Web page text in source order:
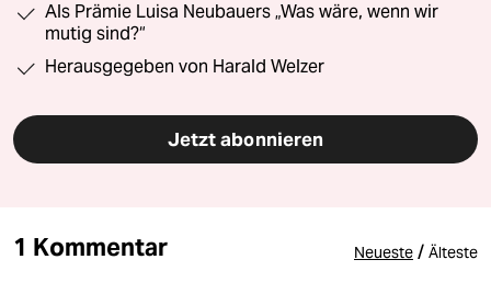
Als Prämie Luisa Neubauers „Was wäre, wenn wir
mutig sind?“
Herausgegeben von Harald Welzer
Jetzt abonnieren
1 Kommentar Neueste / Älteste